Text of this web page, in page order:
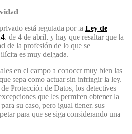
está regulada por la Ley de
, de 4 de abril, y hay que resaltar que la
de la profesión de lo que se
es muy delgada.
en el campo a conocer muy bien las
sepa como actuar sin infringir la ley.
Protección de Datos, los detectives
que les permiten obtener la
su caso, pero igual tienen sus
para que se siga considerando una